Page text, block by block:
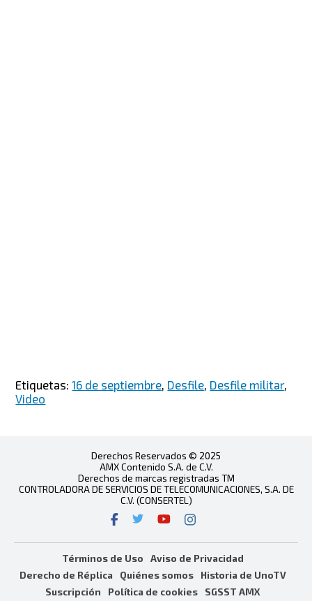
Etiquetas:16 de septiembre, Desfile, Desfile militar,
Video
Derechos Reservados © 2025
AMX Contenido S.A. de C.V.
Derechos de marcas registradas TM
CONTROLADORA DE SERVICIOS DE TELECOMUNICACIONES, S.A. DE
C.V. (CONSERTEL)
Términos de Uso
Aviso de Privacidad
Derecho de Réplica
Quiénes somos
Historia de UnoTV
Suscripción
Política de cookies SGSST AMX